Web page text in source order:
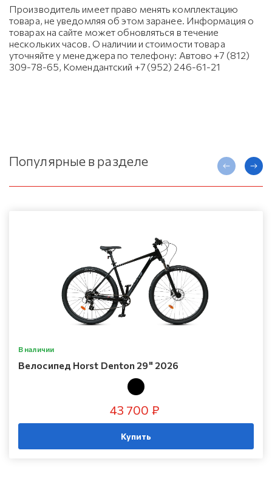
Производитель имеет право менять комплектацию
товара, не уведомляя об этом заранее. Информация о
товарах на сайте может обновляться в течение
нескольких часов. О наличии и стоимости товара
уточняйте у менеджера по телефону: Автово +7 (812)
309-78-65, Комендантский +7 (952) 246-61-21
Популярные в разделе
В наличии
Велосипед Horst Denton 29" 2026
43 700 ₽
Купить